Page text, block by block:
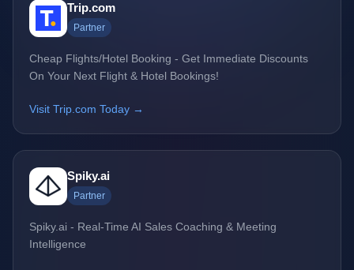
Trip.com
Partner
Cheap Flights/Hotel Booking - Get Immediate Discounts
On Your Next Flight & Hotel Bookings!
Visit Trip.com Today →
Spiky.ai
Partner
Spiky.ai - Real-Time AI Sales Coaching & Meeting
Intelligence